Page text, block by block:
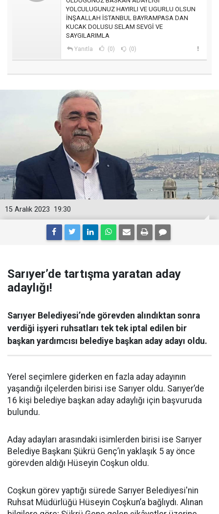
YOLCULUGUNUZ HAYIRLI VE UGURLU OLSUN
İNŞAALLAH İSTANBUL BAYRAMPASA DAN
KUCAK DOLUSU SELAM SEVGİ VE
SAYGILARIMLA
Yanıtla (0) (0)
19:30
15 Aralık 2023
Sarıyer’de tartışma yaratan aday
adaylığı!
Sarıyer Belediyesi’nde görevden alındıktan sonra
verdiği işyeri ruhsatları tek tek iptal edilen bir
başkan yardımcısı belediye başkan aday adayı oldu.
Yerel seçimlere giderken en fazla aday adayının
yaşandığı ilçelerden birisi ise Sarıyer oldu. Sarıyer’de
16 kişi belediye başkan aday adaylığı için başvuruda
bulundu.
Aday adayları arasındaki isimlerden birisi ise Sarıyer
Belediye Başkanı Şükrü Genç’in yaklaşık 5 ay önce
görevden aldığı Hüseyin Coşkun oldu.
Coşkun görev yaptığı sürede Sarıyer Belediyesi'nin
Ruhsat Müdürlüğü Hüseyin Coşkun’a bağlıydı. Alınan